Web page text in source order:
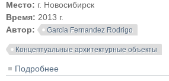
Место: г. Новосибирск
Время: 2013 г.
Автор:
Garcia Fernandez Rodrigo
Концептуальные архитектурные объекты
Подробнее